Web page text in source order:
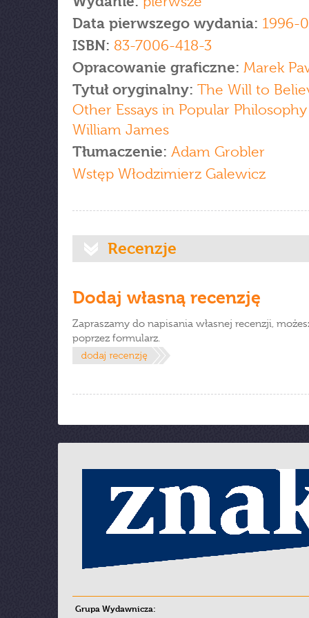
Data pierwszego wydania: 1996-
ISBN: 83-7006-418-3
Opracowanie graficzne: Marek
Tytuł oryginalny: The Will to
Other Essays in Popular
William James
Tłumaczenie: Adam Grobler
Wstęp Włodzimierz Galewicz
Recenzje
Dodaj własną recenzję
Zapraszamy do napisania własnej recenzji,
poprzez formularz.
Grupa Wydawnicza: